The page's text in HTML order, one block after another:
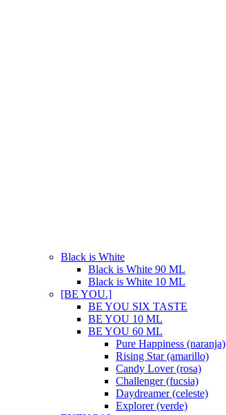
Black is White
Black is White 90 ML
Black is White 10 ML
[BE YOU.]
BE YOU SIX TASTE
BE YOU 10 ML
BE YOU 60 ML
Pure Happiness (naranja)
Rising Star (amarillo)
Candy Lover (rosa)
Challenger (fucsia)
Daydreamer (celeste)
Explorer (verde)